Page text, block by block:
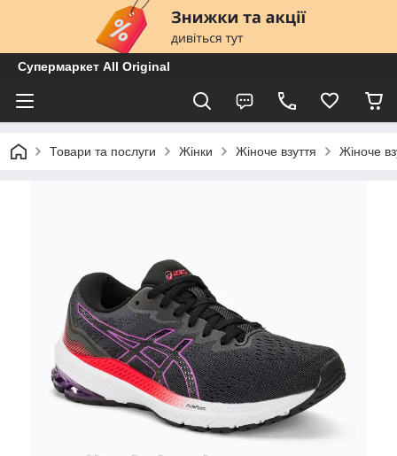
Супермаркет All Original
Товари та послуги Жінки Жіноче взуття Жіноче